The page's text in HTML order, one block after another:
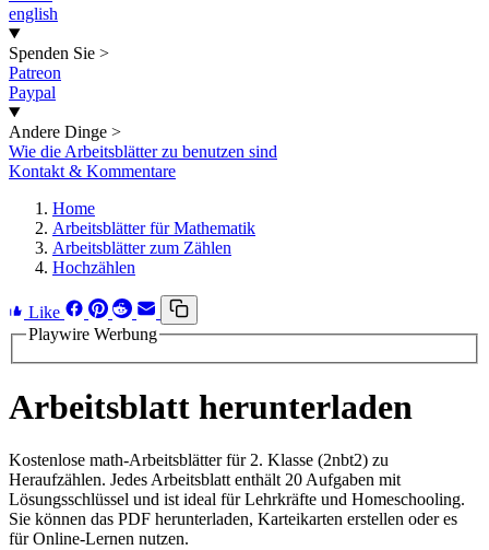
english
Spenden Sie >
Patreon
Paypal
Andere Dinge >
Wie die Arbeitsblätter zu benutzen sind
Kontakt & Kommentare
Home
Arbeitsblätter für Mathematik
Arbeitsblätter zum Zählen
Hochzählen
Like
Playwire Werbung
Arbeitsblatt herunterladen
Kostenlose math-Arbeitsblätter für 2. Klasse (2nbt2) zu
Heraufzählen. Jedes Arbeitsblatt enthält 20 Aufgaben mit
Lösungsschlüssel und ist ideal für Lehrkräfte und Homeschooling.
Sie können das PDF herunterladen, Karteikarten erstellen oder es
für Online-Lernen nutzen.